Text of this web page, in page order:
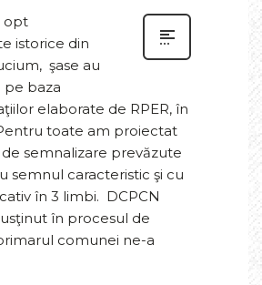
opt
istorice din
şase au
pe baza
elaborate de RPER, în
toate am proiectat
semnalizare prevăzute
semnul caracteristic şi cu
în 3 limbi. DCPCN
în procesul de
comunei ne-a